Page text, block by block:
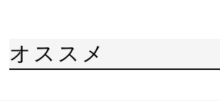
オススメ